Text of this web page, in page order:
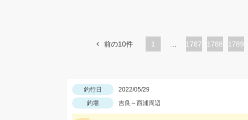
前の10件 1
ペ
1787
ペ
1788
ペ
1789
釣行日 2022/05/29
釣場
吉良～西浦周辺